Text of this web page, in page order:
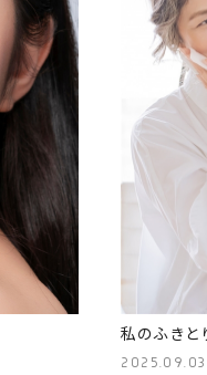
私のふきと
2025.09.03